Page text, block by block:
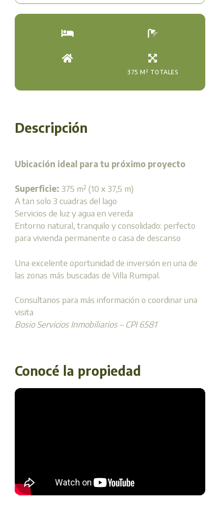
375 M² TOTALES
Descripción
Ubicación ideal para tu próximo proyecto
Superficie: 375 m² (10 x 37,5 m)
A tan solo 3 cuadras del lago
Servicios de luz y agua en vereda
Entorno natural, tranquilo y consolidado: perfecto
para vivienda permanente o casa de descanso
Una excelente oportunidad de inversión en una de
las zonas más buscadas de Villa Rumipal.
Consultanos para más información o coordinar una
visita
Bosio Servicios Inmobiliarios – CPI 6581
Conocé la propiedad